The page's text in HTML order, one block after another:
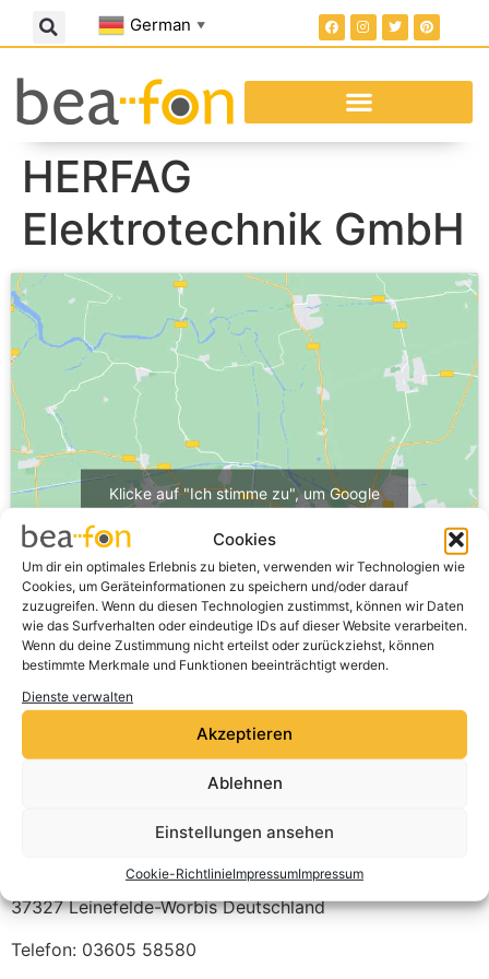
Cookies
Um dir ein optimales Erlebnis zu bieten, verwenden wir Technologien wie
Cookies, um Geräteinformationen zu speichern und/oder darauf
zuzugreifen. Wenn du diesen Technologien zustimmst, können wir Daten
wie das Surfverhalten oder eindeutige IDs auf dieser Website verarbeiten.
Wenn du deine Zustimmung nicht erteilst oder zurückziehst, können
bestimmte Merkmale und Funktionen beeinträchtigt werden.
Dienste verwalten
Akzeptieren
Ablehnen
Einstellungen ansehen
Cookie-RichtlinieImpressumImpressum
German ▼
HERFAG
Elektrotechnik GmbH
Klicke auf "Ich stimme zu", um Google
Cookie-Richtlinie
Ich stimme zu
37327Leinefelde-WorbisDeutschland
Telefon: 03605 58580